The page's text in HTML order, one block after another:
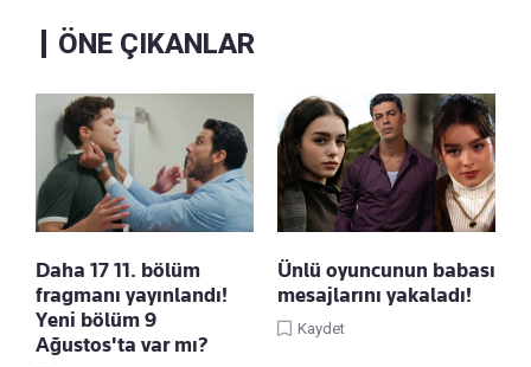
ÖNE ÇIKANLAR
Daha 17 11. bölüm
fragmanı yayınlandı!
Yeni bölüm 9
Ağustos'ta var mı?
Ünlü oyuncunun babası
mesajlarını yakaladı!
Kaydet